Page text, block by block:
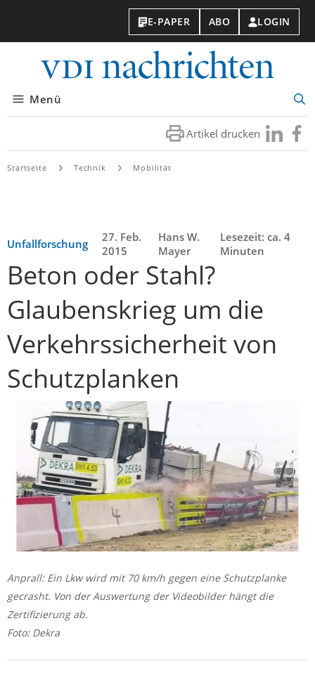
E-PAPER ABO LOGIN
Menü
Artikel drucken Besuchen
Sie
Sie
Startseite Technik Mobilität
Unfallforschung
27. Feb.
2015
Hans W.
Mayer
Lesezeit: ca. 4
Minuten
Beton oder Stahl?
Glaubenskrieg um die
Verkehrssicherheit von
Schutzplanken
Anprall: Ein Lkw wird mit 70 km/h gegen eine Schutzplanke
gecrasht. Von der Auswertung der Videobilder hängt die
Zertifizierung ab.
Foto: Dekra